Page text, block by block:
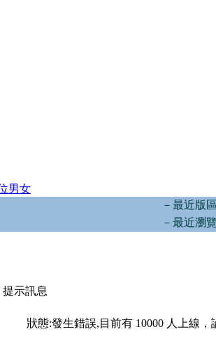
男女
－最近版
－最近瀏
提示訊息
狀態:發生錯誤,目前有 10000 人上線